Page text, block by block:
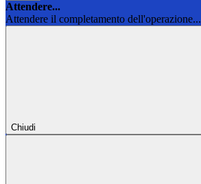
Attendere...
Attendere il completamento dell'operazione...
Chiudi